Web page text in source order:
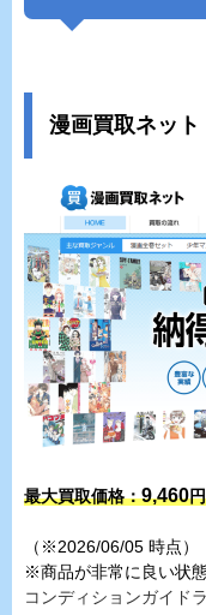
漫画買取ネット
最大買取価格：9,460円
（※2026/06/05 時点）
※商品が非常に良い状
コンディションガイド